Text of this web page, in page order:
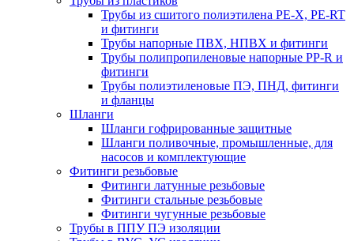
Трубы из сшитого полиэтилена PE-X, PE-RT
и фитинги
Трубы напорные ПВХ, НПВХ и фитинги
Трубы полипропиленовые напорные PP-R и
фитинги
Трубы полиэтиленовые ПЭ, ПНД, фитинги
и фланцы
Шланги
Шланги гофрированные защитные
Шланги поливочные, промышленные, для
насосов и комплектующие
Фитинги резьбовые
Фитинги латунные резьбовые
Фитинги стальные резьбовые
Фитинги чугунные резьбовые
Трубы в ППУ ПЭ изоляции